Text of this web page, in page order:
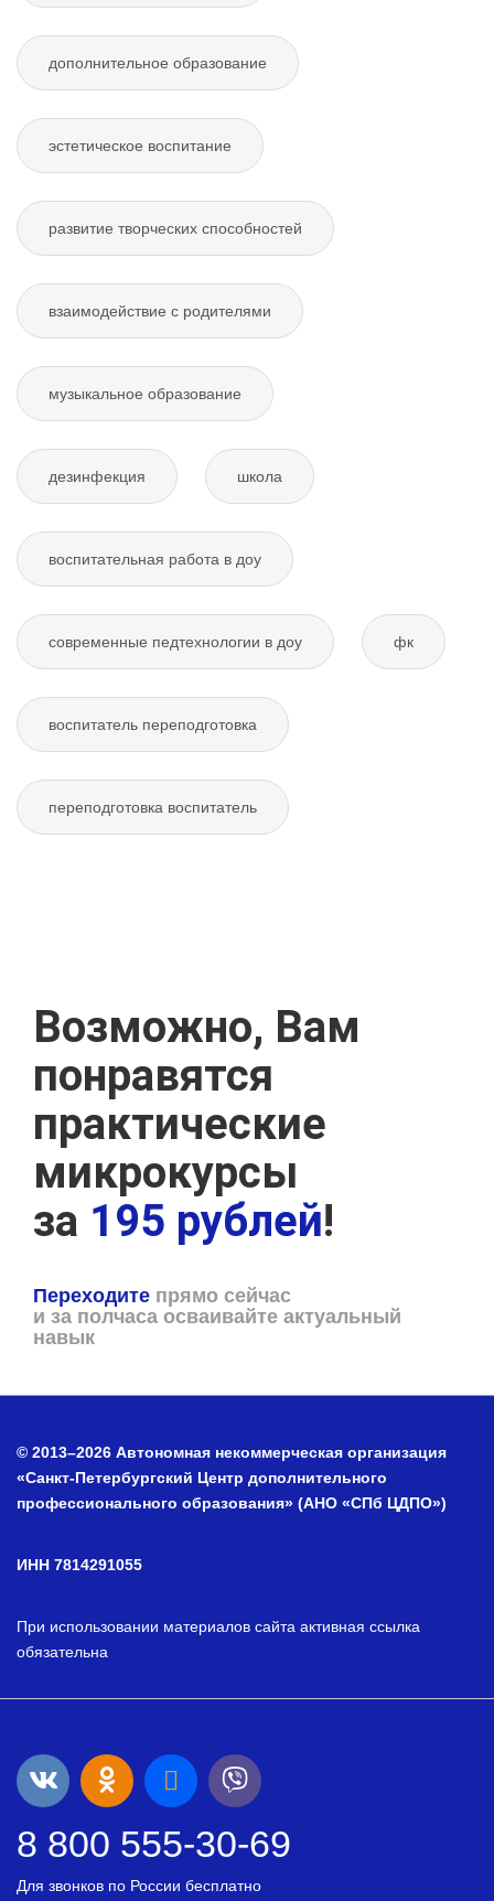
дополнительное образование
эстетическое воспитание
развитие творческих способностей
взаимодействие с родителями
музыкальное образование
дезинфекция школа
воспитательная работа в доу
современные педтехнологии в доу фк
воспитатель переподготовка
переподготовка воспитатель
Возможно, Вам
понравятся
практические
микрокурсы
за 195 рублей!
Переходите прямо сейчас
и за полчаса осваивайте актуальный
навык
© 2013–2026 Автономная некоммерческая организация
«Санкт-Петербургский Центр дополнительного
профессионального образования» (АНО «СПб ЦДПО»)
ИНН 7814291055
При использовании материалов сайта активная ссылка
обязательна
8 800 555-30-69
Для звонков по России бесплатно